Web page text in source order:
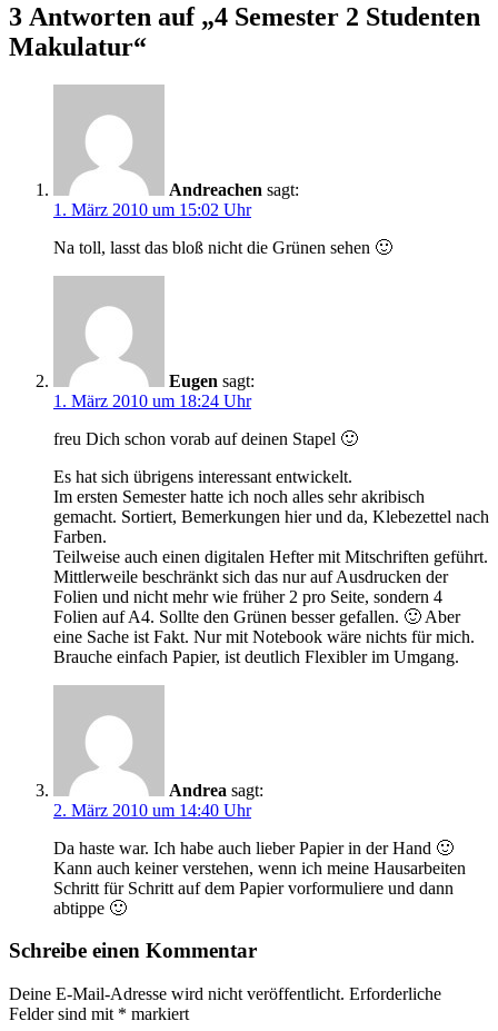
3 Antworten auf „4 Semester 2 Studenten
Makulatur“
Andreachen sagt:
1. März 2010 um 15:02 Uhr
Na toll, lasst das bloß nicht die Grünen sehen 🙂
Eugen sagt:
1. März 2010 um 18:24 Uhr
freu Dich schon vorab auf deinen Stapel 🙂
Es hat sich übrigens interessant entwickelt.
Im ersten Semester hatte ich noch alles sehr akribisch
gemacht. Sortiert, Bemerkungen hier und da, Klebezettel nach
Farben.
Teilweise auch einen digitalen Hefter mit Mitschriften geführt.
Mittlerweile beschränkt sich das nur auf Ausdrucken der
Folien und nicht mehr wie früher 2 pro Seite, sondern 4
Folien auf A4. Sollte den Grünen besser gefallen. 🙂 Aber
eine Sache ist Fakt. Nur mit Notebook wäre nichts für mich.
Brauche einfach Papier, ist deutlich Flexibler im Umgang.
Andrea sagt:
2. März 2010 um 14:40 Uhr
Da haste war. Ich habe auch lieber Papier in der Hand 🙂
Kann auch keiner verstehen, wenn ich meine Hausarbeiten
Schritt für Schritt auf dem Papier vorformuliere und dann
abtippe 🙂
Schreibe einen Kommentar
Deine E-Mail-Adresse wird nicht veröffentlicht. Erforderliche
Felder sind mit * markiert